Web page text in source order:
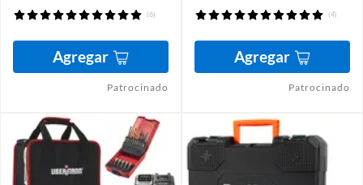
(6)
Agregar
Patrocinado
(4)
Agregar
Patrocinado